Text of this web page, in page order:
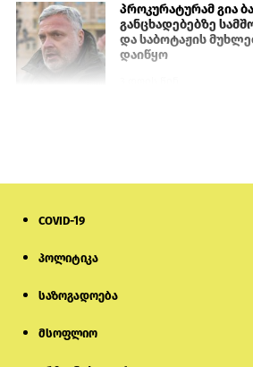
პროკურატურამ გია
განცხადებებზე
და საბოტაჟის
დაიწყო
COVID-19
პოლიტიკა
საზოგადოება
მსოფლიო